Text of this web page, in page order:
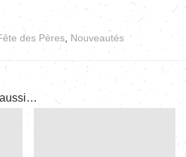
des Pères Nouveautés
aussi…